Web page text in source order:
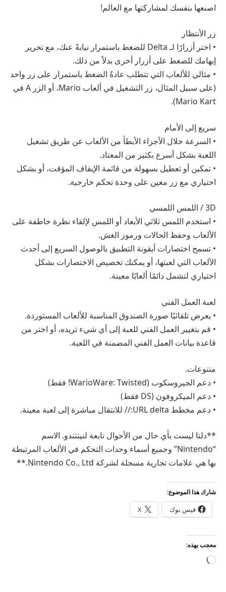
اصنعها بنفسك لمشاركتها مع العالم!
زر الأنتظار
• اختر أزرارًا لـ Delta للضغط باستمرار نيابةً عنك، مع تحرير
إبهامك للضغط على أزرار أخرى بدلاً من ذلك.
• مثالي للألعاب التي تتطلب عادةً الضغط باستمرار على زر واحد
(على سبيل المثال، زر التشغيل في ألعاب Mario، أو الزر A في
Mario Kart).
سريع إلى الأمام
• السرعة خلال الأجزاء الأبطأ من الألعاب عن طريق تشغيل
اللعبة بشكل أسرع بكثير من المعتاد.
• تمكين أو تعطيل بسهولة من قائمة الإيقاف المؤقت، أو بشكل
اختياري مع زر معين على وحدة تحكم خارجية.
3D / اللمس اللمسي
• استخدم اللمس ثلاثي الأبعاد أو اللمس لإلقاء نظرة خاطفة على
الألعاب وحفظ الحالات ورموز الغش.
• تسمح اختصارات أيقونة التطبيق بالوصول السريع إلى أحدث
الألعاب التي لعبتها، أو يمكنك تخصيص الاختصارات بشكل
اختياري لتشمل دائمًا ألعابًا معينة.
لعبة العمل الفني
• يعرض تلقائيًا صورة الصندوق المناسبة للألعاب المستوردة.
• قم بتغيير العمل الفني للعبة إلى أي شيء تريده، أو اختر من
قاعدة بيانات العمل الفني المضمنة في اللعبة.
متنوعات.
• دعم الجيروسكوب (WarioWare: Twisted! فقط)
• دعم الميكروفون (DS فقط)
• دعم مخطط URL delta:// للانتقال مباشرة إلى لعبة معينة.
**دلتا ليست بأي حال من الأحوال تابعة لنينتندو. الاسم
“Nintendo” وجميع أسماء وحدات التحكم في الألعاب المرتبطة
بها هي علامات تجارية مسجلة لشركة Nintendo Co., Ltd.**
شارك هذا الموضوع:
فيس بوك X
معجب بهذه:
جاري